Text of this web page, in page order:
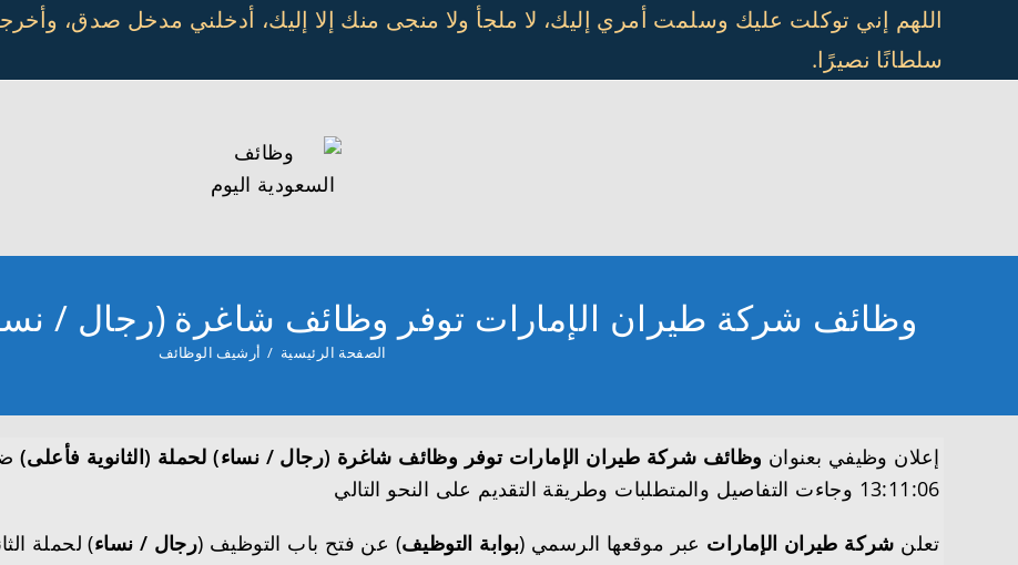
content
اللهم إني توكلت عليك وسلمت أمري إليك، لا ملجأ ولا منجى منك إلا إليك، أدخلني مدخل صدق،
سلطانًا نصيرًا.
وظائف شركة طيران الإمارات توفر وظائف شاغرة (رجال /
الصفحة الرئيسية / أرشيف الوظائف
إعلان وظيفي بعنوان وظائف شركة طيران الإمارات توفر وظائف شاغرة (رجال / نساء) لحملة (الثانوية فأعلى)
13:11:06 وجاءت التفاصيل والمتطلبات وطريقة التقديم على النحو التالي
تعلن شركة طيران الإمارات عبر موقعها الرسمي (بوابة التوظيف) عن فتح باب التوظيف (رجال / نساء) لحملة